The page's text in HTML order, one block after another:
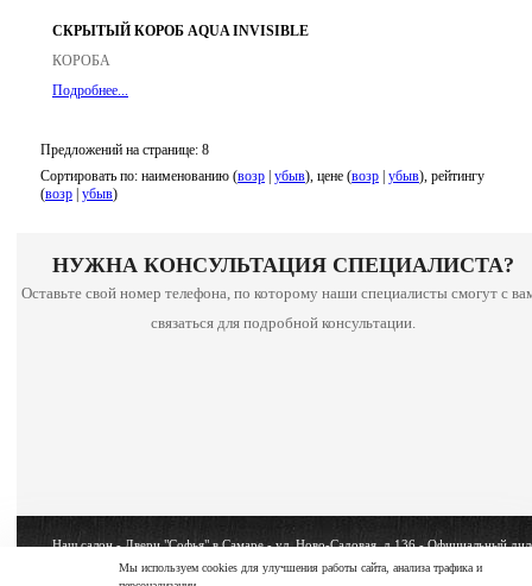
СКРЫТЫЙ КОРОБ AQUA INVISIBLE
КОРОБА
Подробнее...
Предложений на странице: 8
Сортировать по: наименованию (возр убыв), цене (возр убыв), рейтингу
(возр убыв)
НУЖНА КОНСУЛЬТАЦИЯ СПЕЦИАЛИСТА?
Оставьте свой номер телефона, по которому наши специалисты смогут с
связаться для подробной консультации.
Наш салон - Двери "Софья" в Самаре - ул. Ново-Садовая, д.136 - Официальный
фабрики - SOFIA
Мы используем cookies для улучшения работы сайта, анализа трафика и